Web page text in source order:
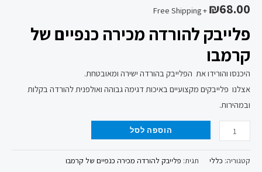
₪68.00
+ Free Shipping
פלייבק להורדה מכירה כנפיים של
קרמבו
היכנסו והורידו את הפלייבק בהורדה ישירה ומאובטחת.
אצלנו פלייבקים מקצועיים באיכות דגימה גבוהה ואולפנית להורדה בקלות
ובמהירות.
הוספה לסל
קטגוריה: כללי תגית: פלייבק להורדה מכירה כנפיים של קרמבו